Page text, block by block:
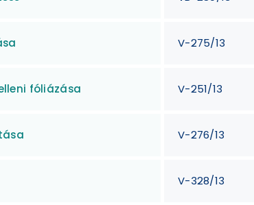
V-275/13
fóliázása V-251/13
V-276/13
V-328/13